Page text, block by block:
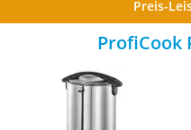
Preis-
ProfiCook